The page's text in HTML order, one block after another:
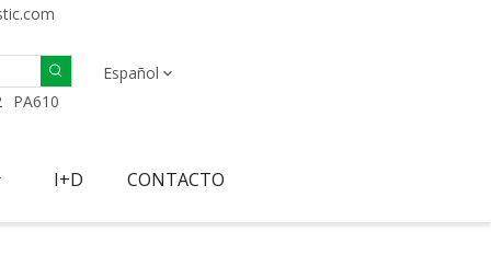
PA610
Español
I+D CONTACTO